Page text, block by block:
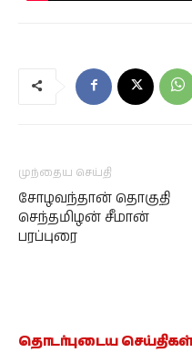
முந்தைய செய்தி
சோழவந்தான் தொகுதி
செந்தமிழன் சீமான்
பரப்புரை
தொடர்புடைய